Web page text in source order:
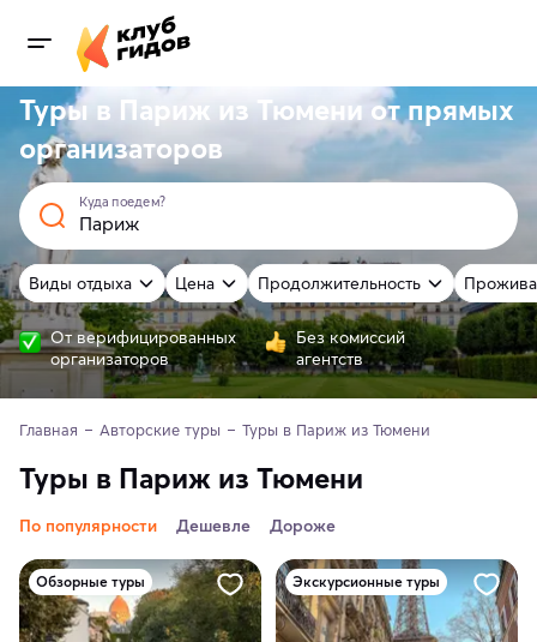
Туры в Париж из Тюмени отпрямых
организаторов
Куда поедем?
Виды отдыха Цена Продолжительность
От верифицированных
организаторов
Без комиссий
агентств
Главная Авторские туры Туры в Париж из Тюмени
Туры в Париж из Тюмени
По популярности Дешевле Дороже
Обзорные туры Экскурсионные туры